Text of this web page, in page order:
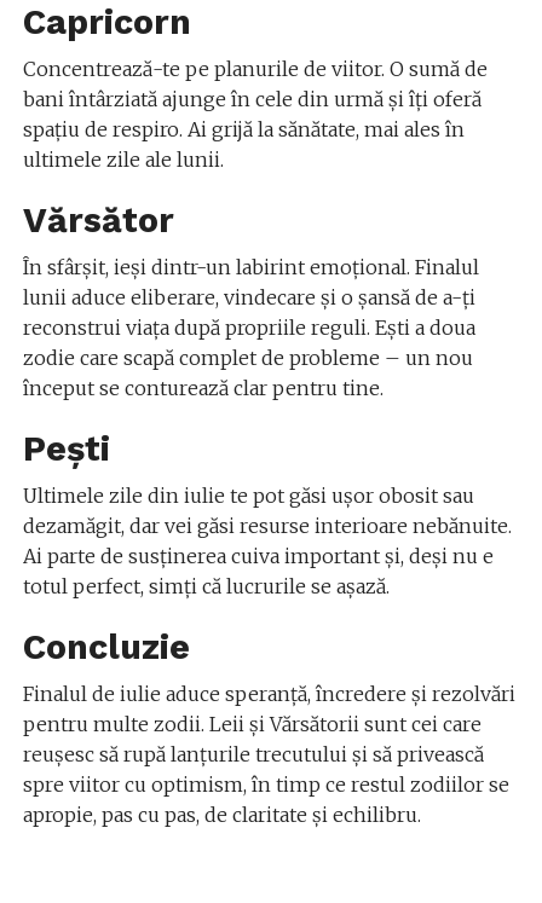
Capricorn
Concentrează-te pe planurile de viitor. O sumă de
bani întârziată ajunge în cele din urmă și îți oferă
spațiu de respiro. Ai grijă la sănătate, mai ales în
ultimele zile ale lunii.
Vărsător
În sfârșit, ieși dintr-un labirint emoțional. Finalul
lunii aduce eliberare, vindecare și o șansă de a-ți
reconstrui viața după propriile reguli. Ești a doua
zodie care scapă complet de probleme – un nou
început se conturează clar pentru tine.
Pești
Ultimele zile din iulie te pot găsi ușor obosit sau
dezamăgit, dar vei găsi resurse interioare nebănuite.
Ai parte de susținerea cuiva important și, deși nu e
totul perfect, simți că lucrurile se așază.
Concluzie
Finalul de iulie aduce speranță, încredere și rezolvări
pentru multe zodii. Leii și Vărsătorii sunt cei care
reușesc să rupă lanțurile trecutului și să privească
spre viitor cu optimism, în timp ce restul zodiilor se
apropie, pas cu pas, de claritate și echilibru.